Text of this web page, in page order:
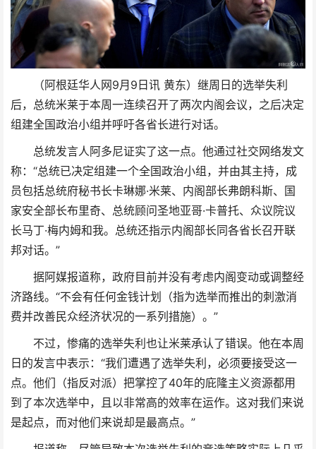
（阿根廷华人网9月9日讯 黄东）继周日的选举失利
后，总统米莱于本周一连续召开了两次内阁会议，之后决定
组建全国政治小组并呼吁各省长进行对话。
总统发言人阿多尼证实了这一点。他通过社交网络发文
称：“总统已决定组建一个全国政治小组，并由其主持，成
员包括总统府秘书长卡琳娜·米莱、内阁部长弗朗科斯、国
家安全部长布里奇、总统顾问圣地亚哥·卡普托、众议院议
长马丁·梅内姆和我。总统还指示内阁部长同各省长召开联
邦对话。”
据阿媒报道称，政府目前并没有考虑内阁变动或调整经
济路线。“不会有任何金钱计划（指为选举而推出的刺激消
费并改善民众经济状况的一系列措施）。”
不过，惨痛的选举失利也让米莱承认了错误。他在本周
日的发言中表示：“我们遭遇了选举失利，必须要接受这一
点。他们（指反对派）把掌控了40年的庇隆主义资源都用
到了本次选举中，且以非常高的效率在运作。这对我们来说
是起点，而对他们来说却是最高点。”